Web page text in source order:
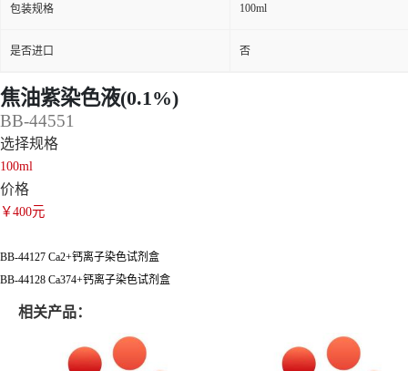
包装规格 100ml
是否进口 否
焦油紫染色液(0.1%)
BB-44551
选择规格
100ml
价格
￥400元
BB-44127 Ca2+钙离子染色试剂盒
BB-44128 Ca374+钙离子染色试剂盒
相关产品：